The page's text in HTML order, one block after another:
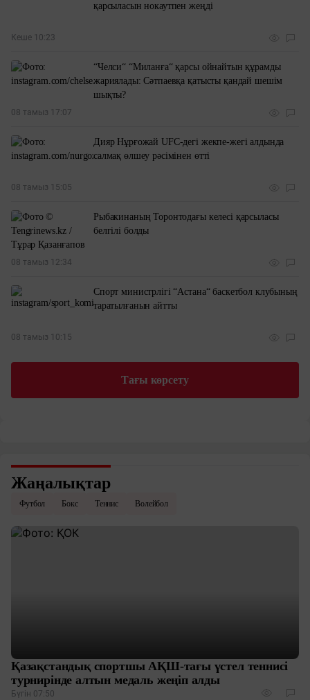
қарсыласын нокаутпен жеңді
Кеше 10:23
“Челси“ “Миланға“ қарсы ойнайтын құрамды
жариялады: Сәтпаевқа қатысты қандай шешім
шықты?
08 тамыз 17:07
Дияр Нұрғожай UFC-дегі жекпе-жегі алдында
салмақ өлшеу рәсімінен өтті
08 тамыз 15:05
Рыбакинаның Торонтодағы келесі қарсыласы
белгілі болды
08 тамыз 12:34
Спорт министрлігі “Астана“ баскетбол клубының
таратылғанын айтты
08 тамыз 10:15
Тағы көрсету
Жаңалықтар
Футбол Бокс Теннис Волейбол
Қазақстандық спортшы АҚШ-тағы үстел теннисі
турнирінде алтын медаль жеңіп алды
Бүгін 07:50